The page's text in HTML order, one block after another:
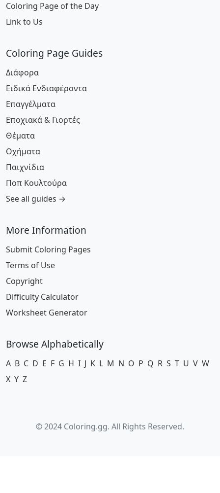
Coloring Page of the Day
Link to Us
Coloring Page Guides
Διάφορα
Ειδικά Ενδιαφέροντα
Επαγγέλματα
Εποχιακά & Γιορτές
Θέματα
Οχήματα
Παιχνίδια
Ποπ Κουλτούρα
See all guides →
More Information
Submit Coloring Pages
Terms of Use
Copyright
Difficulty Calculator
Worksheet Generator
Browse Alphabetically
A B C D E F G H I J K L M N O P Q R S T U V W
X Y Z
© 2024 Coloring.gg. All Rights Reserved.